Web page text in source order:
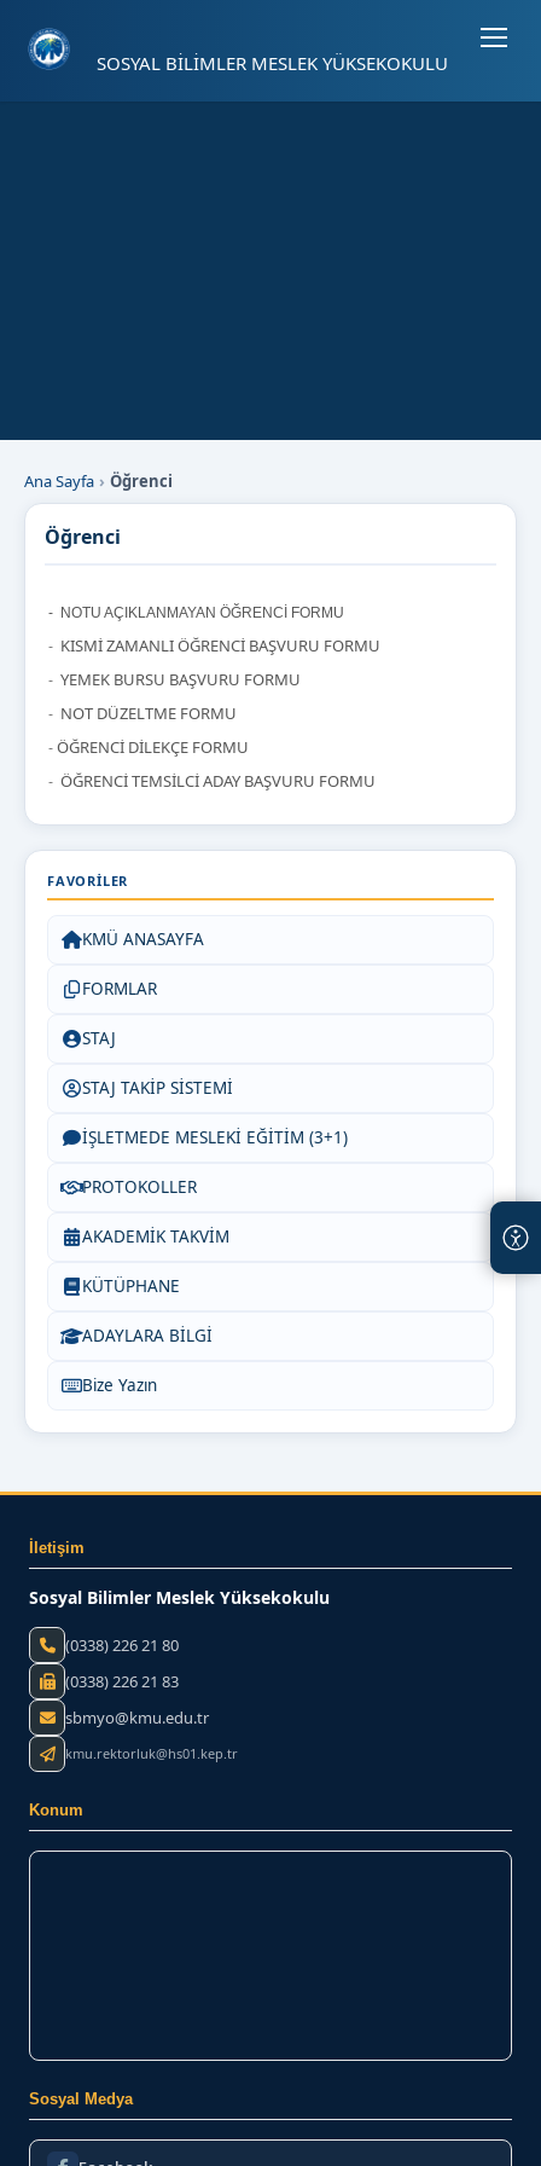
SOSYAL BİLİMLER MESLEK YÜKSEKOKULU
Ana Sayfa Öğrenci
Öğrenci
- NOTU AÇIKLANMAYAN ÖĞRENCİ FORMU
- KISMİ ZAMANLI ÖĞRENCİ BAŞVURU FORMU
- YEMEK BURSU BAŞVURU FORMU
- NOT DÜZELTME FORMU
- ÖĞRENCİ DİLEKÇE FORMU
- ÖĞRENCİ TEMSİLCİ ADAY BAŞVURU FORMU
FAVORILER
KMÜ ANASAYFA
FORMLAR
STAJ
STAJ TAKİP SİSTEMİ
İŞLETMEDE MESLEKİ EĞİTİM (3+1)
PROTOKOLLER
AKADEMİK TAKVİM
KÜTÜPHANE
ADAYLARA BİLGİ
Bize Yazın
İletişim
Sosyal Bilimler Meslek Yüksekokulu
(0338) 226 21 80
(0338) 226 21 83
sbmyo@kmu.edu.tr
kmu.rektorluk@hs01.kep.tr
Konum
Sosyal Medya